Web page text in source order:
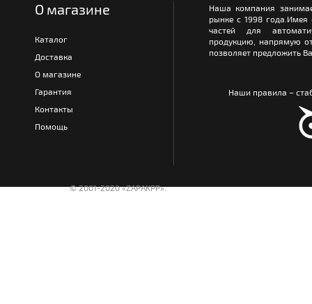
О магазине
Каталог
Доставка
О магазине
Гарантия
Контакты
Помощь
Наша компания
рынке с 1998
частей для
продукцию, напрямую
позволяет предложить
Наши правила –
© 2001-2020 «ZAPAKPP».